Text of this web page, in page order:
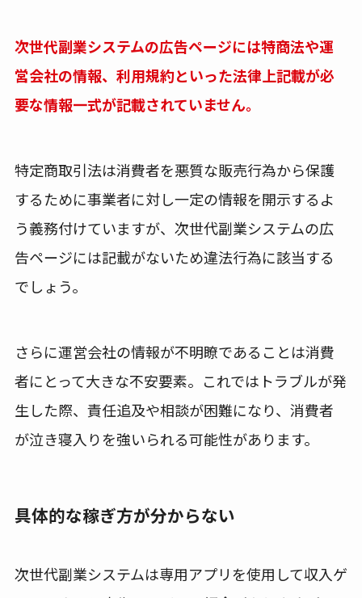
次世代副業システムの広告ページには特商法や運
営会社の情報、利用規約といった法律上記載が必
要な情報一式が記載されていません。
特定商取引法は消費者を悪質な販売行為から保護
するために事業者に対し一定の情報を開示するよ
う義務付けていますが、次世代副業システムの広
告ページには記載がないため違法行為に該当する
でしょう。
さらに運営会社の情報が不明瞭であることは消費
者にとって大きな不安要素。これではトラブルが発
生した際、責任追及や相談が困難になり、消費者
が泣き寝入りを強いられる可能性があります。
具体的な稼ぎ方が分からない
次世代副業システムは専用アプリを使用して収入ゲ